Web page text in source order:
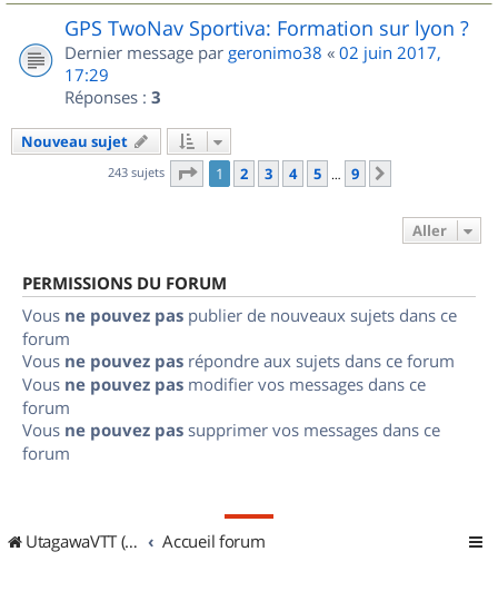
GPS TwoNav Sportiva: Formation sur lyon ?
Dernier message par geronimo38 « 02 juin 2017,
17:29
Réponses : 3
Nouveau sujet
243 sujets Page 1sur
1 2 3 4 5 … 9
Aller
PERMISSIONS DU FORUM
Vous ne pouvez pas publier de nouveaux sujets dans ce
forum
Vous ne pouvez pas répondre aux sujets dans ce forum
Vous ne pouvez pas modifier vos messages dans ce
forum
Vous ne pouvez pas supprimer vos messages dans ce
forum
UtagawaVTT (Randos VTT et VTTAE avec traces GPS) Accueil forum